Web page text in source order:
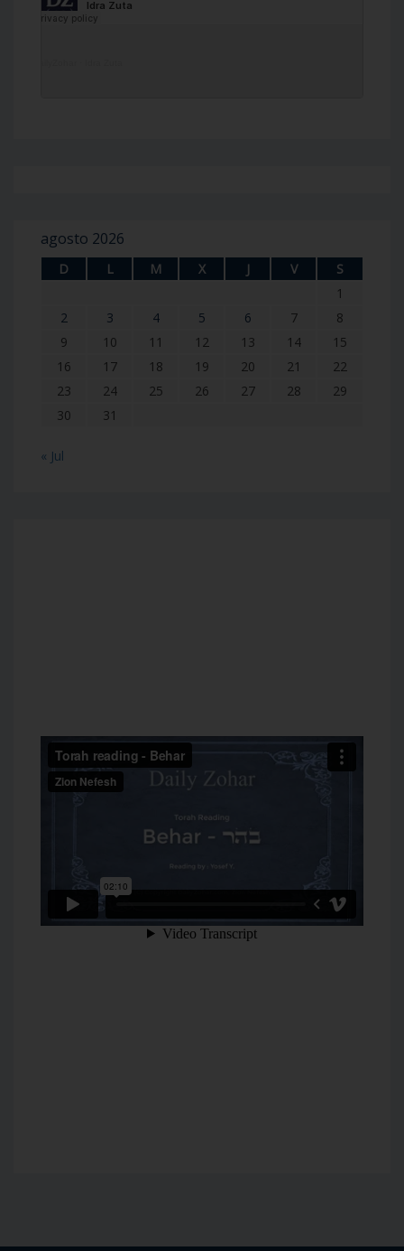
agosto 2026
D L M X J V
S
1
2
3 4 5 6 7
8
9
10 11 12 13 14
15
16
17 18 19 20 21
22
23
24 25 26 27 28
29
30
31
« Jul